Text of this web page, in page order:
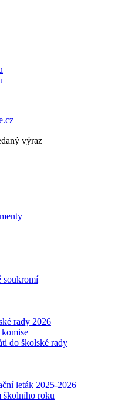
výraz
soukromí
rady 2026
do školské rady
leták 2025-2026
školního roku